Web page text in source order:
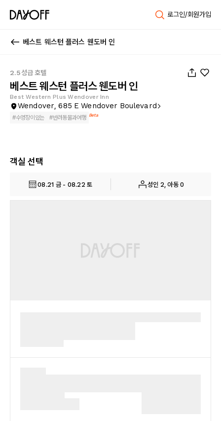
로그인/회원가입
베스트 웨스턴 플러스 웬도버 인
2.5성급 호텔
베스트 웨스턴 플러스 웬도버 인
Best Western Plus Wendover Inn
Wendover, 685 E Wendover Boulevard
#수영장이있는 #반려동물과여행 Beta
객실 선택
08.21 금 - 08.22 토 성인 2, 아동 0